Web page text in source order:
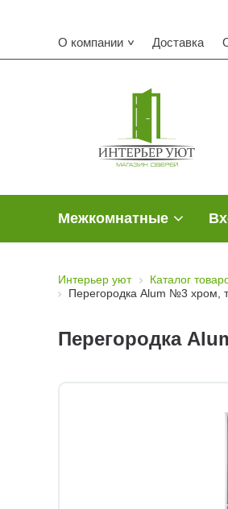
О компании Доставка
Межкомнатные
Интерьер уют Каталог
Перегородка Alum №3 хром,
Перегородка